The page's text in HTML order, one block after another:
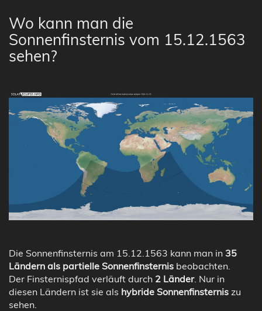
Wo kann man die
Sonnenfinsternis vom 15.12.1563
sehen?
Die Sonnenfinsternis am 15.12.1563 kann man in 35
Ländern als partielle Sonnenfinsternis beobachten.
Der Finsternispfad verläuft durch 2 Länder. Nur in
diesen Ländern ist sie als hybride Sonnenfinsternis zu
sehen.